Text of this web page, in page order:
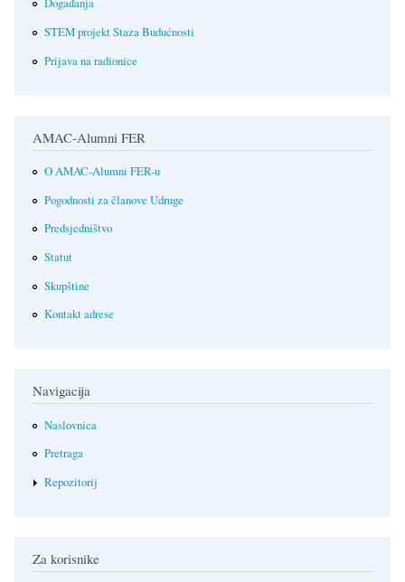
Događanja
STEM projekt Staza Budućnosti
Prijava na radionice
AMAC-Alumni FER
O AMAC-Alumni FER-u
Pogodnosti za članove Udruge
Predsjedništvo
Statut
Skupštine
Kontakt adrese
Navigacija
Naslovnica
Pretraga
Repozitorij
Za korisnike